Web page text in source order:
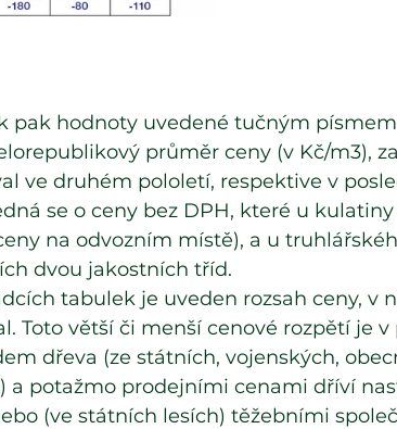
pak hodnoty uvedené tučným
průměr ceny (v Kč/m3),
ve druhém pololetí, respektive v
se o ceny bez DPH, které u
na odvozním místě), a u
dvou jakostních tříd.
tabulek je uveden rozsah ceny, v
Toto větší či menší cenové rozpětí je
dřeva (ze státních, vojenských,
a potažmo prodejními cenami dříví
(ve státních lesích) těžebními